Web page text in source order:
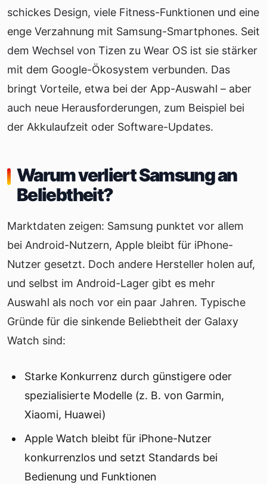
schickes Design, viele Fitness-Funktionen und eine
enge Verzahnung mit Samsung-Smartphones. Seit
dem Wechsel von Tizen zu Wear OS ist sie stärker
mit dem Google-Ökosystem verbunden. Das
bringt Vorteile, etwa bei der App-Auswahl – aber
auch neue Herausforderungen, zum Beispiel bei
der Akkulaufzeit oder Software-Updates.
Warum verliert Samsung an
Beliebtheit?
Marktdaten zeigen: Samsung punktet vor allem
bei Android-Nutzern, Apple bleibt für iPhone-
Nutzer gesetzt. Doch andere Hersteller holen auf,
und selbst im Android-Lager gibt es mehr
Auswahl als noch vor ein paar Jahren. Typische
Gründe für die sinkende Beliebtheit der Galaxy
Watch sind:
Starke Konkurrenz durch günstigere oder
spezialisierte Modelle (z. B. von Garmin,
Xiaomi, Huawei)
Apple Watch bleibt für iPhone-Nutzer
konkurrenzlos und setzt Standards bei
Bedienung und Funktionen